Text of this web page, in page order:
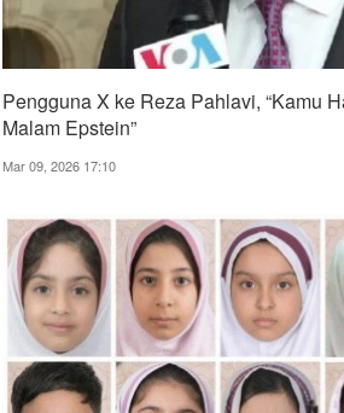
Pengguna X ke Reza Pahlavi, “Kamu
Malam Epstein”
Mar 09, 2026 17:10